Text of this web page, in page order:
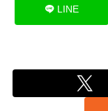
LINE